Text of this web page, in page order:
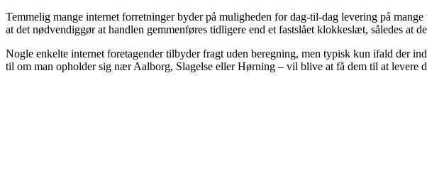
Temmelig mange internet forretninger byder på muligheden for dag-til-dag levering på
at det nødvendiggør at handlen gemmenføres tidligere end et fastslået klokkeslæt, således
Nogle enkelte internet foretagender tilbyder fragt uden beregning, men typisk kun ifald der
til om man opholder sig nær Aalborg, Slagelse eller Hørning – vil blive at få dem til at levere